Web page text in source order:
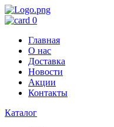
0
Главная
О нас
Доставка
Новости
Акции
Контакты
Каталог